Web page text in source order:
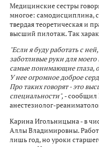
Медицинские сестры
многое: самодисциплина,
твердая теоретическая и
высший пилотаж. Так
"Если я буду работать с
заботливые руки для
самые понимающие глаза,
У нее огромное доброе
Про таких говорят - это
специальности", - сообщил
анестезиолог-
Карина Игольницына - в
Аллы Владимировны.
лишь год, но уроки